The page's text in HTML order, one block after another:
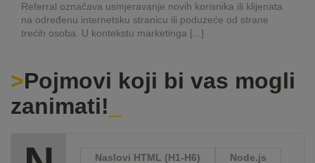
Referral označava usmjeravanje novih korisnika ili klijenata
na određenu internetsku stranicu ili poduzeće od strane
trećih osoba. U kontekstu marketinga [...]
Pojmovi koji bi vas mogli
zanimati!
Naslovi HTML (H1-H6)
Node.js